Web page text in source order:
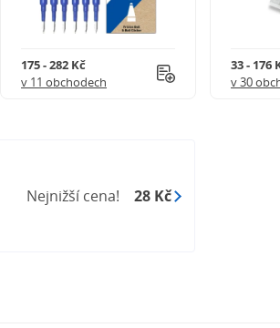
175 - 282 Kč
v 11 obchodech
33 - 176
v 30
Nejnižší cena! 28 Kč